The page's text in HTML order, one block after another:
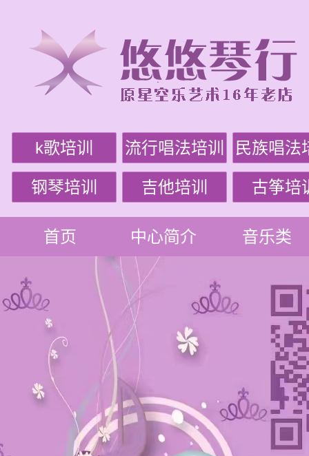
k歌培训 流行唱法培训 民族唱法
钢琴培训 吉他培训 古筝培
首页 中心简介 音乐类